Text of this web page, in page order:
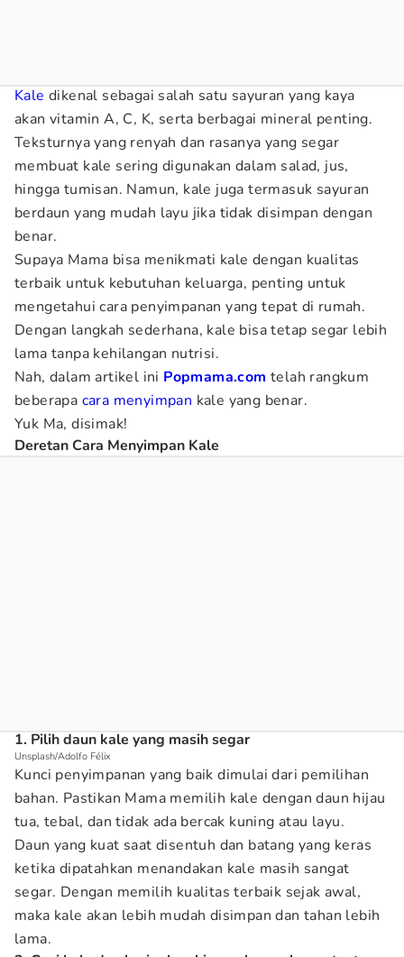
Kale dikenal sebagai salah satu sayuran yang kaya
akan vitamin A, C, K, serta berbagai mineral penting.
Teksturnya yang renyah dan rasanya yang segar
membuat kale sering digunakan dalam salad, jus,
hingga tumisan. Namun, kale juga termasuk sayuran
berdaun yang mudah layu jika tidak disimpan dengan
benar.
Supaya Mama bisa menikmati kale dengan kualitas
terbaik untuk kebutuhan keluarga, penting untuk
mengetahui cara penyimpanan yang tepat di rumah.
Dengan langkah sederhana, kale bisa tetap segar lebih
lama tanpa kehilangan nutrisi.
Nah, dalam artikel ini Popmama.com telah rangkum
beberapa cara menyimpan kale yang benar.
Yuk Ma, disimak!
Deretan Cara Menyimpan Kale
1. Pilih daun kale yang masih segar
Unsplash/Adolfo Félix
Kunci penyimpanan yang baik dimulai dari pemilihan
bahan. Pastikan Mama memilih kale dengan daun hijau
tua, tebal, dan tidak ada bercak kuning atau layu.
Daun yang kuat saat disentuh dan batang yang keras
ketika dipatahkan menandakan kale masih sangat
segar. Dengan memilih kualitas terbaik sejak awal,
maka kale akan lebih mudah disimpan dan tahan lebih
lama.